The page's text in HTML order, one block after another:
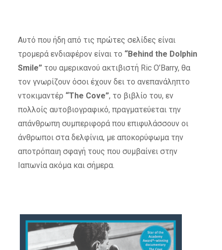
Αυτό που ήδη από τις πρώτες σελίδες είναι
τρομερά ενδιαφέρον είναι το “Behind the Dolphin
Smile”του αμερικανού ακτιβιστή Ric O’Barry, θα
τον γνωρίζουν όσοι έχουν δει το ανεπανάληπτο
ντοκιμαντέρ “The Cove”, το βιβλίο του, εν
πολλοίς αυτοβιογραφικό, πραγματεύεται την
απάνθρωπη συμπεριφορά που επιφυλάσσουν οι
άνθρωποι στα δελφίνια, με αποκορύφωμα την
αποτρόπαιη σφαγή τους που συμβαίνει στην
Ιαπωνία ακόμα και σήμερα.